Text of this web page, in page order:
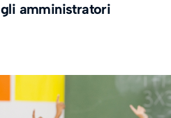
gli amministratori